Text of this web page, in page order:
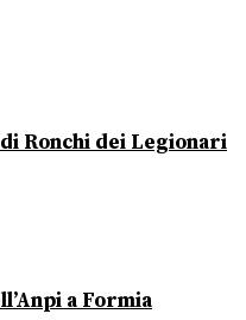
Ronchi dei Legionari
a Formia